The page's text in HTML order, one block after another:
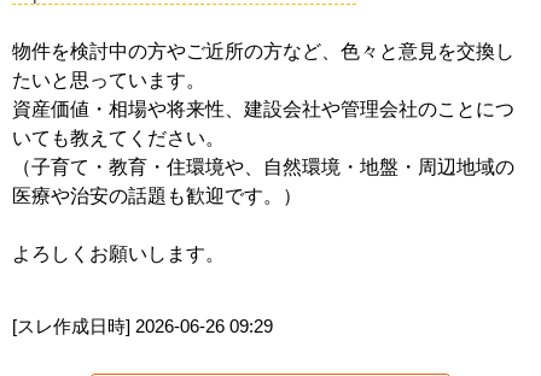
物件を検討中の方やご近所の方など、色々と意見を交換し
たいと思っています。
資産価値・相場や将来性、建設会社や管理会社のことにつ
いても教えてください。
（子育て・教育・住環境や、自然環境・地盤・周辺地域の
医療や治安の話題も歓迎です。）
よろしくお願いします。
[スレ作成日時] 2026-06-26 09:29